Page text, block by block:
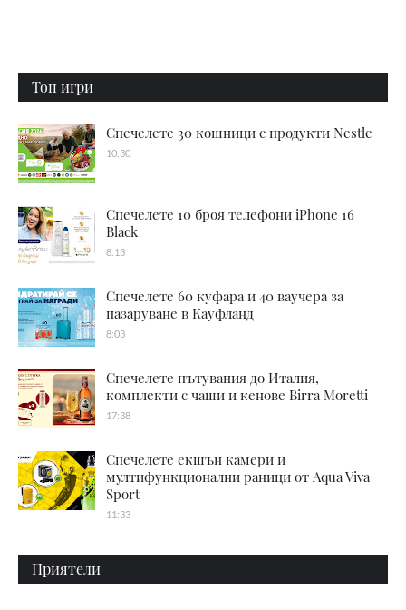
Топ игри
Спечелете 30 кошници с продукти Nestle
10:30
Спечелете 10 броя телефони iPhone 16
Black
8:13
Спечелете 60 куфара и 40 ваучера за
пазаруване в Кауфланд
8:03
Спечелете пътувания до Италия,
комплекти с чаши и кенове Birra Moretti
17:38
Спечелете екшън камери и
мултифункционални раници от Aqua Viva
Sport
11:33
Приятели